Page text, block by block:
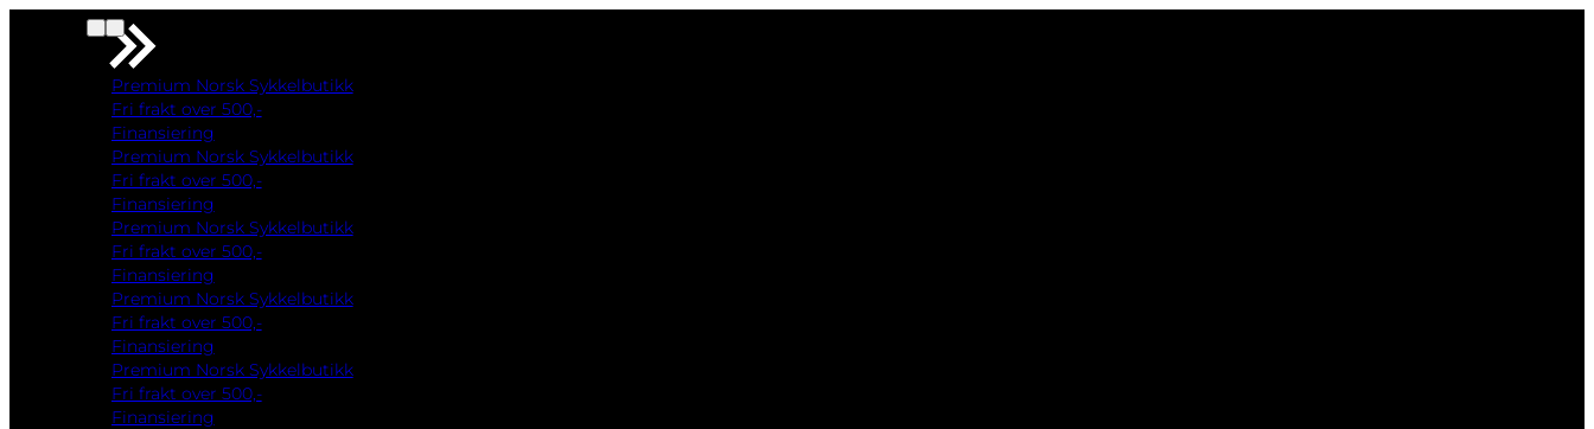
Premium Norsk Sykkelbutikk
Fri frakt over 500,-
Finansiering
Premium Norsk Sykkelbutikk
Fri frakt over 500,-
Finansiering
Premium Norsk Sykkelbutikk
Fri frakt over 500,-
Finansiering
Premium Norsk Sykkelbutikk
Fri frakt over 500,-
Finansiering
Premium Norsk Sykkelbutikk
Fri frakt over 500,-
Finansiering